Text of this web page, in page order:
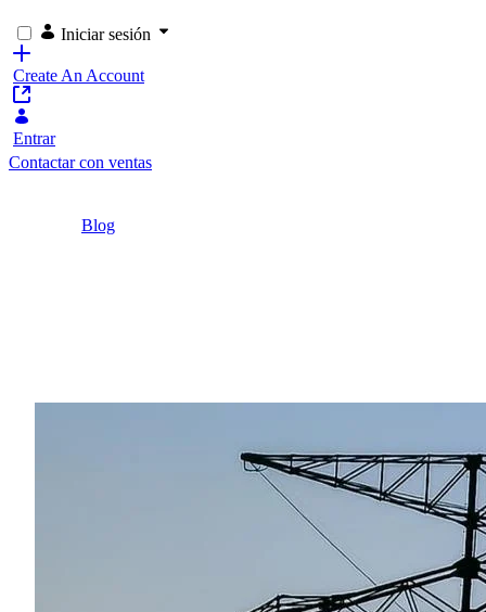
Iniciar sesión
Create An Account
Entrar
Contactar con ventas
Blog